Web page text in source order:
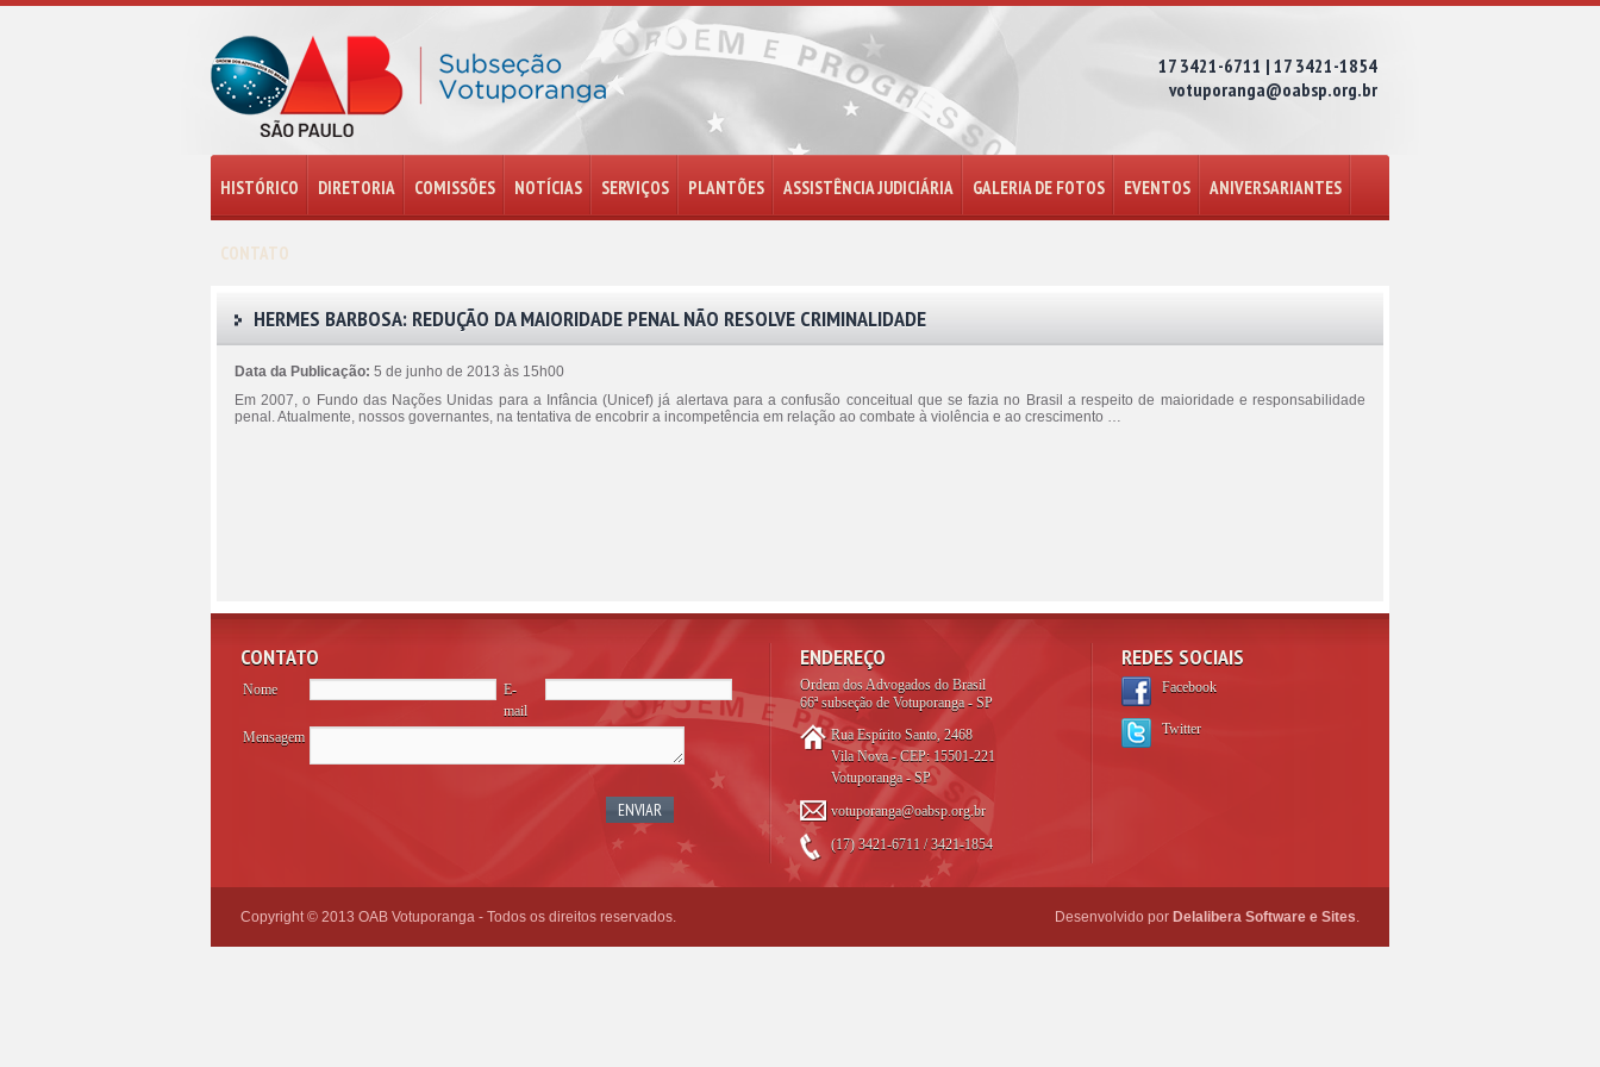
17 3421-6711 | 17 3421-1854
votuporanga@oabsp.org.br
HISTÓRICO DIRETORIA COMISSÕES NOTÍCIAS SERVIÇOS PLANTÕES ASSISTÊNCIA JUDICIÁRIA GALERIA DE FOTOS EVENTOS ANIVERSARIANTES
CONTATO
HERMES BARBOSA: REDUÇÃO DA MAIORIDADE PENAL NÃO RESOLVE CRIMINALIDADE
Data da Publicação: 5 de junho de 2013 às 15h00
Em 2007, o Fundo das Nações Unidas para a Infância (Unicef) já alertava para a confusão conceitual que se fazia no Brasil a respeito de maioridade e responsabilidade
penal. Atualmente, nossos governantes, na tentativa de encobrir a incompetência em relação ao combate à violência e ao crescimento …
CONTATO
Nome
E-
mail
Mensagem
ENDEREÇO
Ordem dos Advogados do Brasil
66ª subseção de Votuporanga - SP
Rua Espírito Santo, 2468
Vila Nova - CEP: 15501-221
Votuporanga - SP
votuporanga@oabsp.org.br
(17) 3421-6711 / 3421-1854
REDES SOCIAIS
Facebook
Twitter
Copyright © 2013 OAB Votuporanga - Todos os direitos reservados. Desenvolvido por Delalibera Software e Sites.